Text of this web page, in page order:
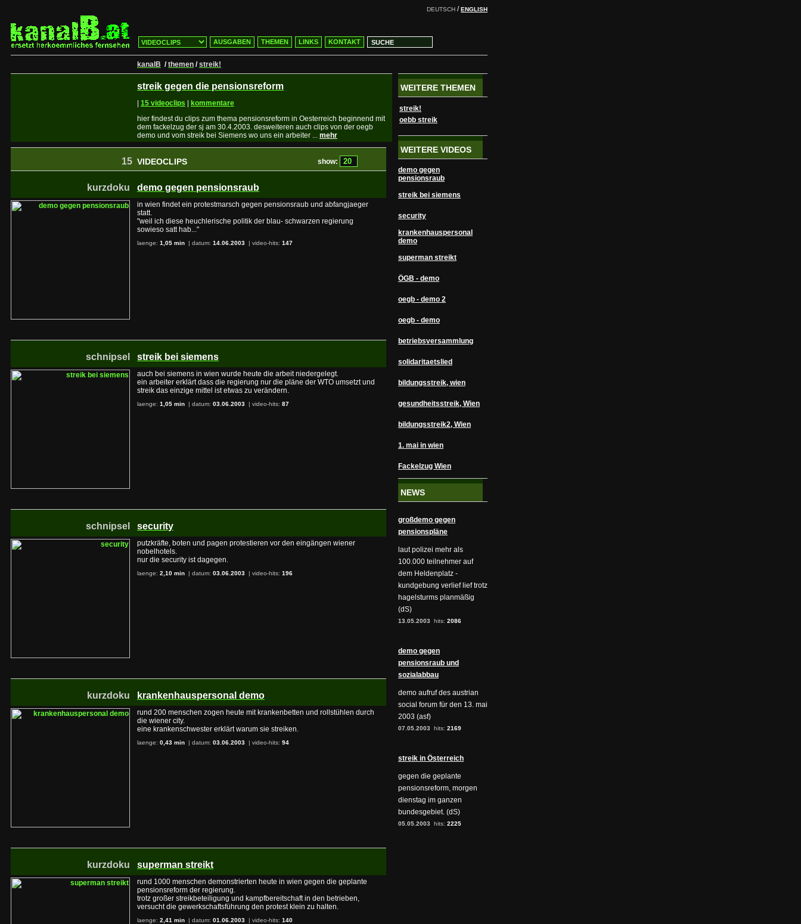
DEUTSCH /ENGLISH
AUSGABEN THEMEN LINKS KONTAKT
kanalB /themen /streik!
streik gegen die pensionsreform
15 videoclips
kommentare
hier findest du clips zum thema pensionsreform in Oesterreich beginnend mit
dem fackelzug der sj am 30.4.2003. desweiteren auch clips von der oegb
demo und vom streik bei Siemens wo uns ein arbeiter ... mehr
15 VIDEOCLIPS show:
kurzdoku demo gegen pensionsraub
in wien findet ein protestmarsch gegen pensionsraub und abfangjaeger
statt.
"weil ich diese heuchlerische politik der blau- schwarzen regierung
sowieso satt hab..."
laenge: 1,05 min | datum: 14.06.2003 | video-hits: 147
schnipsel streik bei siemens
auch bei siemens in wien wurde heute die arbeit niedergelegt.
ein arbeiter erklärt dass die regierung nur die pläne der WTO umsetzt und
streik das einzige mittel ist etwas zu verändern.
laenge: 1,05 min | datum: 03.06.2003 | video-hits: 87
schnipsel security
putzkräfte, boten und pagen protestieren vor den eingängen wiener
nobelhotels.
nur die security ist dagegen.
laenge: 2,10 min | datum: 03.06.2003 | video-hits: 196
kurzdoku krankenhauspersonal demo
rund 200 menschen zogen heute mit krankenbetten und rollstühlen durch
die wiener city.
eine krankenschwester erklärt warum sie streiken.
laenge: 0,43 min | datum: 03.06.2003 | video-hits: 94
kurzdoku superman streikt
rund 1000 menschen demonstrierten heute in wien gegen die geplante
pensionsreform der regierung.
trotz großer streikbeteiligung und kampfbereitschaft in den betrieben,
versucht die gewerkschaftsführung den protest klein zu halten.
laenge: 2,41 min | datum: 01.06.2003 | video-hits: 140
WEITERE THEMEN
streik!
oebb streik
WEITERE VIDEOS
demo gegen
pensionsraub
streik bei siemens
security
krankenhauspersonal
demo
superman streikt
ÖGB - demo
oegb - demo 2
oegb - demo
betriebsversammlung
solidaritaetslied
bildungsstreik, wien
gesundheitsstreik, Wien
bildungsstreik2, Wien
1. mai in wien
Fackelzug Wien
NEWS
großdemo gegen
pensionspläne
laut polizei mehr als
100.000 teilnehmer auf
dem Heldenplatz -
kundgebung verlief lief trotz
hagelsturms planmäßig
(dS)
13.05.2003 hits: 2086
demo gegen
pensionsraub und
sozialabbau
demo aufruf des austrian
social forum für den 13. mai
2003 (asf)
07.05.2003 hits: 2169
streik in Österreich
gegen die geplante
pensionsreform, morgen
dienstag im ganzen
bundesgebiet. (dS)
05.05.2003 hits: 2225